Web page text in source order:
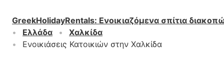
GreekHolidayRentals: Ενοικιαζόμενα σπίτια
Ελλάδα
Χαλκίδα
Ενοικιάσεις Κατοικιών στην Χαλκίδα